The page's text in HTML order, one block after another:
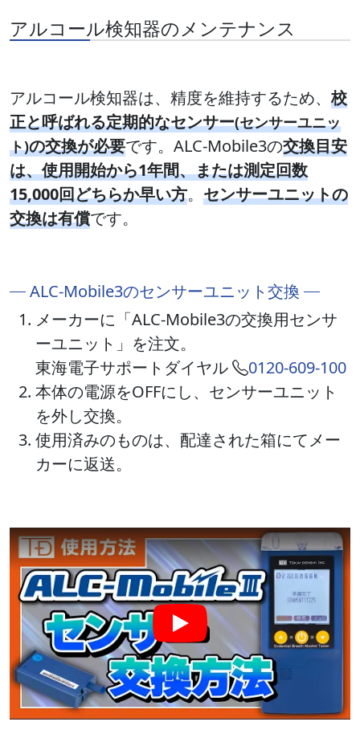
アルコール検知器のメンテナンス
アルコール検知器は、精度を維持するため、校
正と呼ばれる定期的なセンサー(センサーユニッ
ト)の交換が必要です。ALC-Mobile3の交換目安
は、使用開始から1年間、または測定回数
15,000回どちらか早い方。 センサーユニットの
交換は有償です。
ALC-Mobile3のセンサーユニット交換
メーカーに「ALC-Mobile3の交換用センサ
ーユニット」を注文。
東海電子サポートダイヤル
0120-609-100
本体の電源をOFFにし、センサーユニット
を外し交換。
使用済みのものは、配達された箱にてメー
カーに返送。